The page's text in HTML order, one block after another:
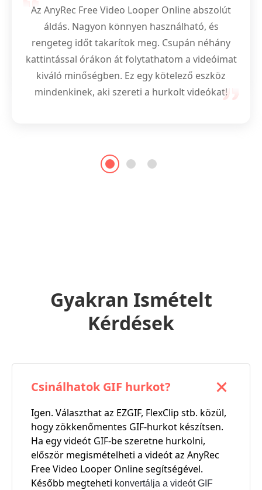
Megismételhetem kedvenc videóimat
anélkül, hogy bármilyen szoftvert
letöltenék, vagy kompatibilitási problémák
miatt aggódnék. A hurokhossz és a
lejátszási sebesség is fantasztikus!
Az AnyRec Free Video Looper Online abszolút
áldás. Nagyon könnyen használható, és
rengeteg időt takarítok meg. Csupán néhány
kattintással órákon át folytathatom a videóimat
kiváló minőségben. Ez egy kötelező eszköz
mindenkinek, aki szereti a hurkolt videókat!
zökkenőmentes háttérvideók létrehozására
prezentációimhoz. Az a képesség, hogy több
videót 1-től 5-ig hurkolhat, megváltoztatja a
játékot.
Gyakran Ismételt
Kérdések
Csinálhatok GIF hurkot?
Igen. Választhat az EZGIF, FlexClip stb. közül,
hogy zökkenőmentes GIF-hurkot készítsen.
Ha egy videót GIF-be szeretne hurkolni,
először megismételheti a videót az AnyRec
Free Video Looper Online segítségével.
Később megteheti konvertálja a videót GIF